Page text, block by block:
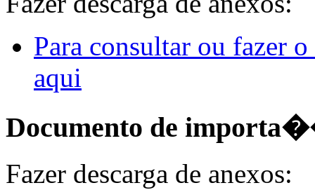
Para consultar ou fazer
aqui
Documento de
Fazer descarga de anexos: